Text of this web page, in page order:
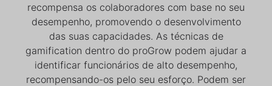
recompensa os colaboradores com base no seu
desempenho, promovendo o desenvolvimento
das suas capacidades. As técnicas de
gamification dentro do proGrow podem ajudar a
identificar funcionários de alto desempenho,
recompensando-os pelo seu esforço. Podem ser